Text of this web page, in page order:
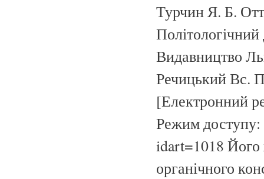
Турчин Я. Б.
Видавництво
Речицький Вс.
[Електронний
Режим доступу:
idart=1018 Його
органічного